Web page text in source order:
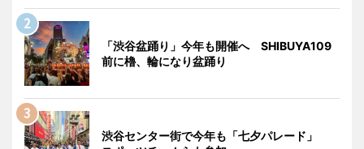
「渋谷盆踊り」今年も開催へ SHIBUYA109
前に櫓、輪になり盆踊り
渋谷センター街で今年も「七夕パレード」